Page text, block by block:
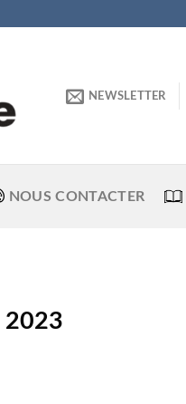
NEWSLETTER
NOUS CONTACTER
2023